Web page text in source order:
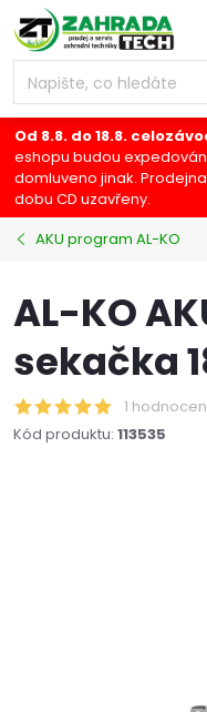
Přejít
na
obsah
Od 8.8. do 18.8.
eshopu budou
domluveno jinak.
dobu CD uzavřeny.
AKU program AL-KO
AL-KO
sekačka
1
Kód produktu: 113535